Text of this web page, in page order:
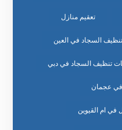
تعقيم منازل
تنظيف السجاد في العين
تنظيف السجاد في دبي
عجمان
ام القيوين